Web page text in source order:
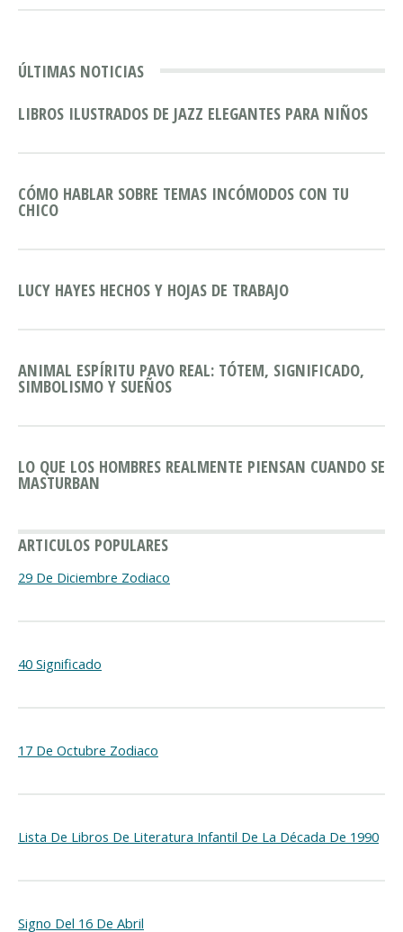
ÚLTIMAS NOTICIAS
LIBROS ILUSTRADOS DE JAZZ ELEGANTES PARA NIÑOS
CÓMO HABLAR SOBRE TEMAS INCÓMODOS CON TU
CHICO
LUCY HAYES HECHOS Y HOJAS DE TRABAJO
ANIMAL ESPÍRITU PAVO REAL: TÓTEM, SIGNIFICADO,
SIMBOLISMO Y SUEÑOS
LO QUE LOS HOMBRES REALMENTE PIENSAN CUANDO SE
MASTURBAN
ARTICULOS POPULARES
29 De Diciembre Zodiaco
40 Significado
17 De Octubre Zodiaco
Lista De Libros De Literatura Infantil De La Década De 1990
Signo Del 16 De Abril